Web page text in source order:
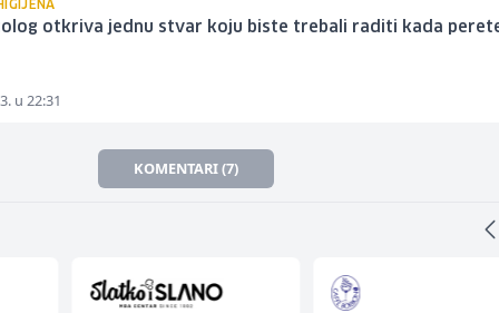
otkriva jednu stvar koju biste trebali raditi kada
u 22:31
KOMENTARI (7)